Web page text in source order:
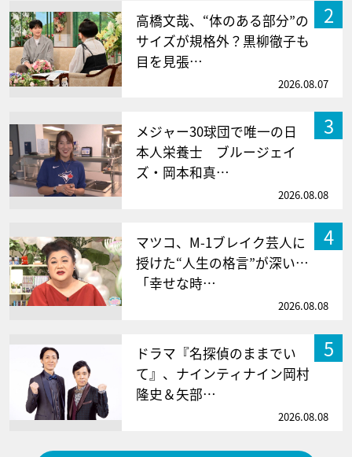
2
高橋文哉、“体のある部分”の
サイズが規格外？黒柳徹子も
目を見張…
2026.08.07
3
メジャー30球団で唯一の日
本人栄養士 ブルージェイ
ズ・岡本和真…
2026.08.08
4
マツコ、M-1ブレイク芸人に
授けた“人生の格言”が深い…
「幸せな時…
2026.08.08
5
ドラマ『名探偵のままでい
て』、ナインティナイン岡村
隆史＆矢部…
2026.08.08